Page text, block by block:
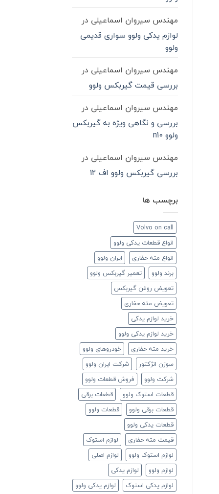
مهندس سیروان اسماعیلی در
لوازم یدکی ولوو سواری قدیمی
ولوو
مهندس سیروان اسماعیلی در
بررسی قیمت گیربکس ولوو
مهندس سیروان اسماعیلی در
بررسی و نگاهی ویژه به گیربکس
ولوو n10
مهندس سیروان اسماعیلی در
بررسی گیربکس ولوو اف 12
برچسب ها
Volvo on call
انواع قطعات یدکی ولوو
انواع مته حفاری
ایران ولوو
برند ولوو
تعمیر گیربکس ولوو
تعویض روغن گیربکس
تعویض مته حفاری
خرید لوازم یدکی
خرید لوازم یدکی ولوو
خرید مته حفاری
خودروهای ولوو
سوزن انژکتور
شرکت ایران ولوو
شرکت ولوو
فروش قطعات ولوو
قطعات استوک ولوو
قطعات برقی
قطعات برقی ولوو
قطعات ولوو
قطعات یدکی ولوو
قیمت مته حفاری
لوازم استوک
لوازم استوک ولوو
لوازم اصلی
لوازم ولوو
لوازم یدکی
لوازم یدکی استوک
لوازم یدکی ولوو